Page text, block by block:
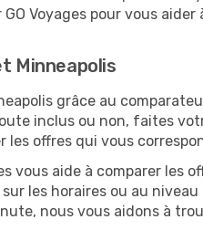
Voyages pour vous
Minneapolis
grâce au
inclus ou non, faites
offres qui vous
vous aide à comparer
les horaires ou au
nous vous aidons à